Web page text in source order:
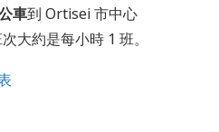
車到 Ortisei 市中心
大約是每小時 1 班。